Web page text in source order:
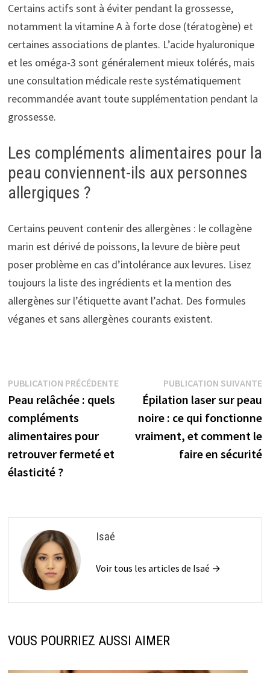
Certains actifs sont à éviter pendant la grossesse,
notamment la vitamine A à forte dose (tératogène) et
certaines associations de plantes. L’acide hyaluronique
et les oméga-3 sont généralement mieux tolérés, mais
une consultation médicale reste systématiquement
recommandée avant toute supplémentation pendant la
grossesse.
Les compléments alimentaires pour la
peau conviennent-ils aux personnes
allergiques ?
Certains peuvent contenir des allergènes : le collagène
marin est dérivé de poissons, la levure de bière peut
poser problème en cas d’intolérance aux levures. Lisez
toujours la liste des ingrédients et la mention des
allergènes sur l’étiquette avant l’achat. Des formules
véganes et sans allergènes courants existent.
Navigation
de
l’article
PUBLICATION PRÉCÉDENTEPublication
précédente :
Peau relâchée : quels
compléments
alimentaires pour
retrouver fermeté et
élasticité ?
PUBLICATION SUIVANTE
Épilation laser sur peau
noire : ce qui fonctionne
vraiment, et comment le
faire en sécurité
Isaé
Voir tous les articles de Isaé →
VOUS POURRIEZ AUSSI AIMER